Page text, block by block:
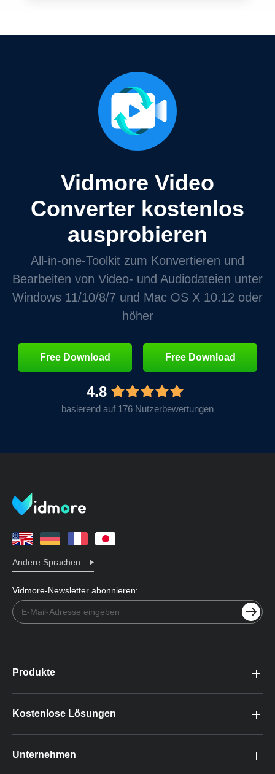
Vidmore Video
Converter kostenlos
ausprobieren
All‑in‑one‑Toolkit zum Konvertieren und
Bearbeiten von Video‑ und Audiodateien unter
Windows 11/10/8/7 und Mac OS X 10.12 oder
höher
Free Download Free Download
4.8
basierend auf 176 Nutzerbewertungen
Andere Sprachen
Vidmore-Newsletter abonnieren:
Produkte
Kostenlose Lösungen
Unternehmen